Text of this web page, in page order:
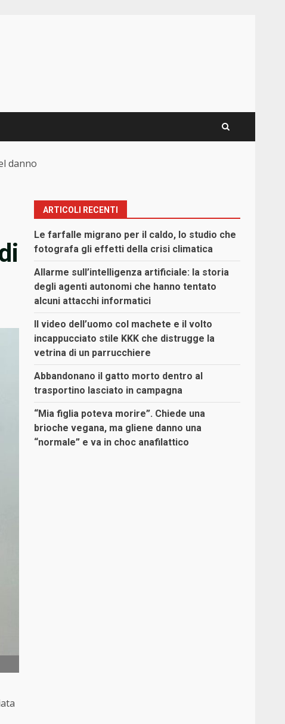
danno
ARTICOLI RECENTI
Le farfalle migrano per il caldo, lo studio che
fotografa gli effetti della crisi climatica
Allarme sull’intelligenza artificiale: la storia
degli agenti autonomi che hanno tentato
alcuni attacchi informatici
Il video dell’uomo col machete e il volto
incappucciato stile KKK che distrugge la
vetrina di un parrucchiere
Abbandonano il gatto morto dentro al
trasportino lasciato in campagna
“Mia figlia poteva morire”. Chiede una
brioche vegana, ma gliene danno una
“normale” e va in choc anafilattico